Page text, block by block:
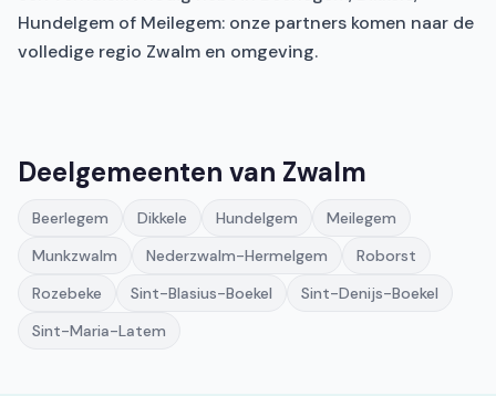
Hundelgem of Meilegem: onze partners komen naar de
volledige regio Zwalm en omgeving.
Deelgemeenten van Zwalm
Beerlegem Dikkele Hundelgem
Meilegem
Munkzwalm
Nederzwalm-Hermelgem
Roborst
Rozebeke
Sint-Blasius-Boekel
Sint-Denijs-Boekel
Sint-Maria-Latem